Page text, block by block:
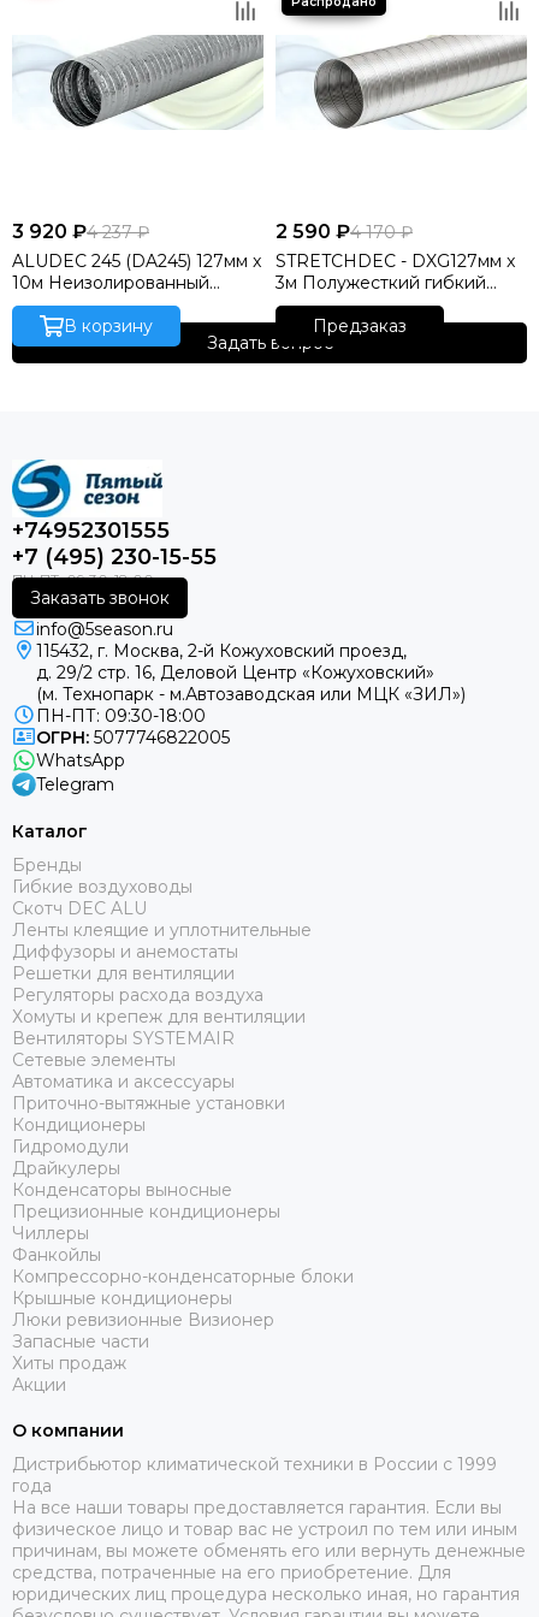
3 920 ₽4 237 ₽
ALUDEC 245 (DA245) 127мм x
10м Неизолированный
гибкий алюминиевый
воздуховод (Нидерланды)
В корзину
2 590 ₽4 170 ₽
STRETCHDEC - DXG127мм x
3м Полужесткий гибкий
алюминиевый воздуховод
для высокого давления
(Нидерланды)
Предзаказ
Задать вопрос
+74952301555
+7 (495) 230-15-55
Заказать звонок
info@5season.ru
115432, г. Москва, 2-й Кожуховский проезд,
д. 29/2 стр. 16, Деловой Центр «Кожуховский»
(м. Технопарк - м.Автозаводская или МЦК «ЗИЛ»)
ПН-ПТ: 09:30-18:00
ОГРН: 5077746822005
WhatsApp
Telegram
Каталог
Бренды
Гибкие воздуховоды
Скотч DEC ALU
Ленты клеящие и уплотнительные
Диффузоры и анемостаты
Решетки для вентиляции
Регуляторы расхода воздуха
Хомуты и крепеж для вентиляции
Вентиляторы SYSTEMAIR
Сетевые элементы
Автоматика и аксессуары
Приточно-вытяжные установки
Кондиционеры
Гидромодули
Драйкулеры
Конденсаторы выносные
Прецизионные кондиционеры
Чиллеры
Фанкойлы
Компрессорно-конденсаторные блоки
Крышные кондиционеры
Люки ревизионные Визионер
Запасные части
Хиты продаж
Акции
О компании
Дистрибьютор климатической техники в России с 1999
года
На все наши товары предоставляется гарантия. Если вы
физическое лицо и товар вас не устроил по тем или иным
причинам, вы можете обменять его или вернуть денежные
средства, потраченные на его приобретение. Для
юридических лиц процедура несколько иная, но гарантия